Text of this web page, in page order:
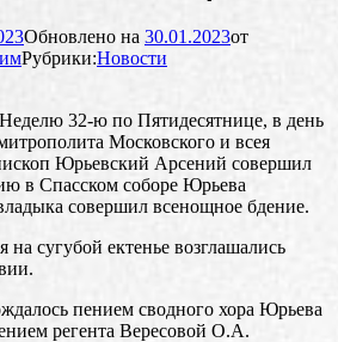
Обновлено на 30.01.2023от
Рубрики:Новости
32-ю по Пятидесятнице, в день
Московского и всея
Юрьевский Арсений совершил
в Спасском соборе Юрьева
совершил всенощное бдение.
сугубой ектенье возглашались
пением сводного хора Юрьева
регента Вересовой О.А.